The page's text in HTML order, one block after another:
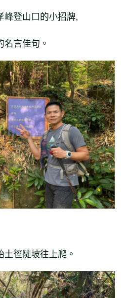
峰登山口的小招牌,
言佳句。
徑陡坡往上爬。